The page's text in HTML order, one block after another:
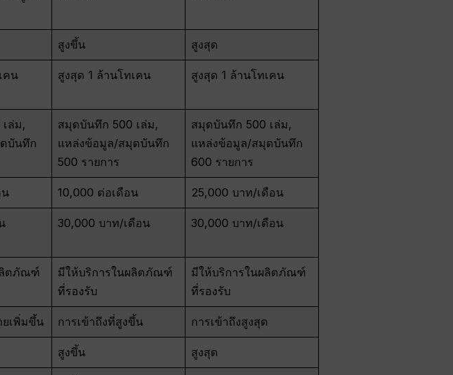
สูงขึ้น สูงสุด
คน สูงสุด 1 ล้านโทเคน สูงสุด 1 ล้านโทเคน
ล่ม,
บันทึก
สมุดบันทึก 500 เล่ม,
แหล่งข้อมูล/สมุดบันทึก
500 รายการ
สมุดบันทึก 500 เล่ม,
แหล่งข้อมูล/สมุดบันทึก
600 รายการ
น 10,000 ต่อเดือน 25,000 บาท/เดือน
30,000 บาท/เดือน 30,000 บาท/เดือน
ลิตภัณฑ์
มีให้บริการในผลิตภัณฑ์
ที่รองรับ
มีให้บริการในผลิตภัณฑ์
ที่รองรับ
ยเพิ่มขึ้น การเข้าถึงที่สูงขึ้น การเข้าถึงสูงสุด
สูงขึ้น สูงสุด